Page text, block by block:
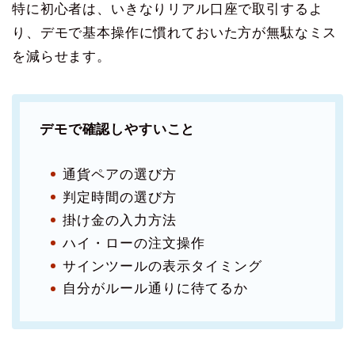
特に初心者は、いきなりリアル口座で取引するよ
り、デモで基本操作に慣れておいた方が無駄なミス
を減らせます。
デモで確認しやすいこと
通貨ペアの選び方
判定時間の選び方
掛け金の入力方法
ハイ・ローの注文操作
サインツールの表示タイミング
自分がルール通りに待てるか